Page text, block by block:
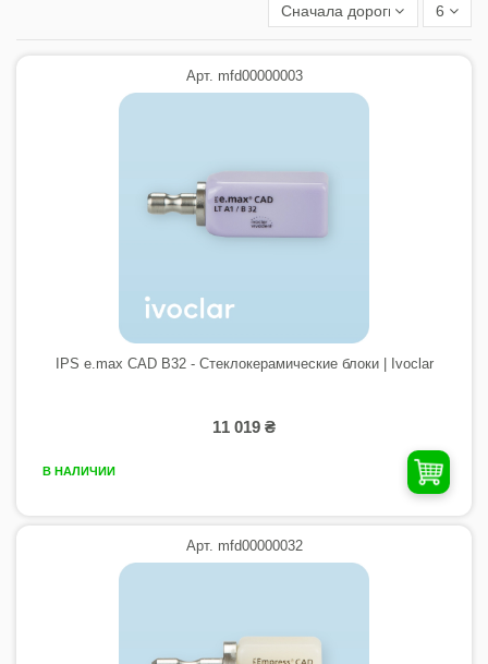
Сначала дорогие 6
Арт. mfd00000003
IPS e.max CAD B32 - Стеклокерамические блоки | Ivoclar
11 019 ₴
В НАЛИЧИИ
Арт. mfd00000032